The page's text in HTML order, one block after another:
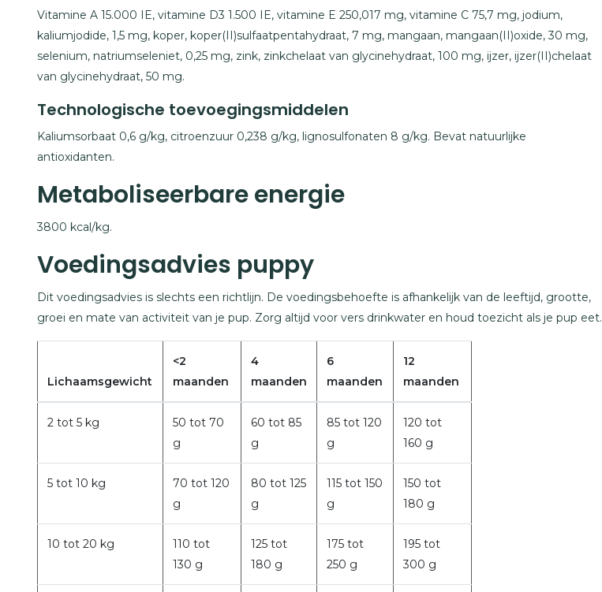
Vitamine A 15.000 IE, vitamine D3 1.500 IE, vitamine E 250,017 mg, vitamine C 75,7 mg, jodium,
kaliumjodide, 1,5 mg, koper, koper(II)sulfaatpentahydraat, 7 mg, mangaan, mangaan(II)oxide, 30 mg,
selenium, natriumseleniet, 0,25 mg, zink, zinkchelaat van glycinehydraat, 100 mg, ijzer, ijzer(II)chelaat
van glycinehydraat, 50 mg.
Technologische toevoegingsmiddelen
Kaliumsorbaat 0,6 g/kg, citroenzuur 0,238 g/kg, lignosulfonaten 8 g/kg. Bevat natuurlijke
antioxidanten.
Metaboliseerbare energie
3800 kcal/kg.
Voedingsadvies puppy
Dit voedingsadvies is slechts een richtlijn. De voedingsbehoefte is afhankelijk van de leeftijd, grootte,
groei en mate van activiteit van je pup. Zorg altijd voor vers drinkwater en houd toezicht als je pup eet.
Lichaamsgewicht
<2
maanden
4
maanden
6
maanden
12
maanden
2 tot 5 kg
50 tot 70
g
60 tot 85
g
85 tot 120
g
120 tot
160 g
5 tot 10 kg
70 tot 120
g
80 tot 125
g
115 tot 150
g
150 tot
180 g
10 tot 20 kg
110 tot
130 g
125 tot
180 g
175 tot
250 g
195 tot
300 g